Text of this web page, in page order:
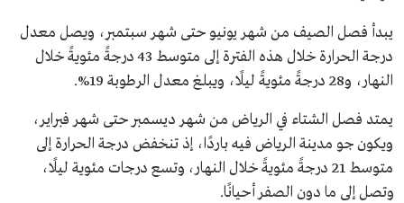
يبدأ فصل الصيف من شهر يونيو حتى شهر سبتمبر، ويصل معدل
درجة الحرارة خلال هذه الفترة إلى متوسط 43 درجةً مئويةً خلال
النهار، و28 درجةً مئويةً ليلًا، ويبلغ معدل الرطوبة 19%.
يمتد فصل الشتاء في الرياض من شهر ديسمبر حتى شهر فبراير،
ويكون جو مدينة الرياض فيه باردًا، إذ تنخفض درجة الحرارة إلى
متوسط 21 درجةً مئويةً خلال النهار، وتسع درجات مئوية ليلًا،
وتصل إلى ما دون الصفر أحيانًا.